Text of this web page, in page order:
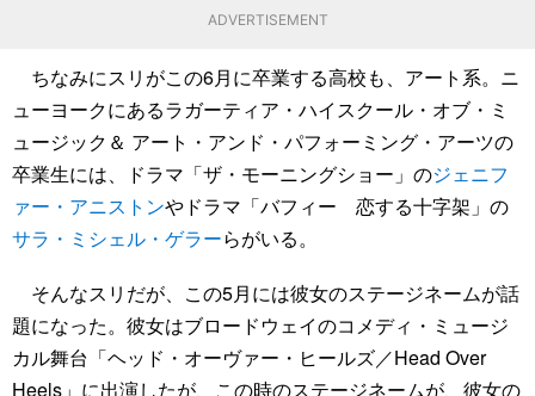
ADVERTISEMENT
ちなみにスリがこの6月に卒業する高校も、アート系。ニ
ューヨークにあるラガーティア・ハイスクール・オブ・ミ
ュージック＆ アート・アンド・パフォーミング・アーツの
卒業生には、ドラマ「ザ・モーニングショー」のジェニフ
ァー・アニストンやドラマ「バフィー 恋する十字架」の
サラ・ミシェル・ゲラーらがいる。
そんなスリだが、この5月には彼女のステージネームが話
題になった。彼女はブロードウェイのコメディ・ミュージ
カル舞台「ヘッド・オーヴァー・ヒールズ／Head Over
Heels」に出演したが、この時のステージネームが、彼女の